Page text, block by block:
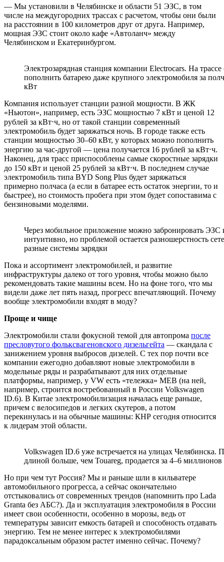
— Мы установили в Челябинске и области 51 ЭЗС, в том
числе на междугородних трассах с расчетом, чтобы они были
на расстоянии в 100 километров друг от друга. Например,
мощная ЭЗС стоит около кафе «Автоланч» между
Челябинском и Екатеринбургом.
Электрозарядная станция компании Electrocars. На
пополнить батарею даже крупного электромобиля за
кВт
Компания использует станции разной мощности. В ЖК
«Ньютон», например, есть ЭЗС мощностью 7 кВт и ценой 12
рублей за кВт⋅ч, но от такой станции современный
электромобиль будет заряжаться ночь. В городе также есть
станции мощностью 30–60 кВт, у которых можно пополнить
энергию за час-другой — цена получается 16 рублей за кВт⋅ч.
Наконец, для трасс приспособлены самые скоростные зарядки
до 150 кВт и ценой 25 рублей за кВт⋅ч. В последнем случае
электромобиль типа BYD Song Plus будет заряжаться
примерно полчаса (а если в батарее есть остаток энергии, то и
быстрее), но стоимость пробега при этом будет сопоставима с
бензиновыми моделями.
Через мобильное приложение можно забронировать
интуитивно, но проблемой остается разношерстность
разные системы зарядки
Пока и ассортимент электромобилей, и развитие
инфраструктуры далеко от того уровня, чтобы можно было
рекомендовать такие машины всем. Но на фоне того, что мы
видели даже лет пять назад, прогресс впечатляющий. Почему
вообще электромобили входят в моду?
Проще и чище
Электромобили стали фокусной темой для автопрома после
пресловутого фольксвагеновского дизельгейта — скандала с
занижением уровня выбросов дизелей. С тех пор почти все
компании ежегодно добавляют новые электромобили в
модельные ряды и разрабатывают для них отдельные
платформы, например, у VW есть «тележка» MEB (на ней,
например, строится востребованный в России Volkswagen
ID.6). В Китае электромобилизация началась еще раньше,
причем с велосипедов и легких скутеров, а потом
перекинулась и на обычные машины: КНР сегодня относится
к лидерам этой области.
Volkswagen ID.6 уже встречается на улицах
длиной больше, чем Touareg, продается за 4–6 миллионов
Но при чем тут Россия? Мы и раньше шли в кильватере
автомобильного прогресса, а сейчас окончательно
отстыковались от современных трендов (напомнить про Lada
Granta без АБС?). Да и эксплуатация электромобиля в России
имеет свои особенности, особенно в морозы, ведь от
температуры зависит емкость батарей и способность отдавать
энергию. Тем не менее интерес к электромобилями
парадоксальным образом растет именно сейчас. Почему?